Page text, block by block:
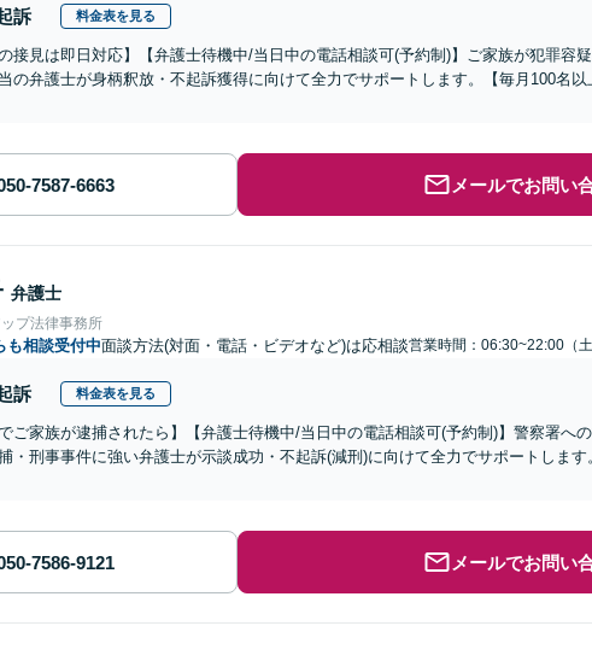
訴 料金表を見る
の接見は即日対応】【弁護士待機中/当日中の電話相談可(予約制)】ご家族が犯罪容
の弁護士が身柄釈放・不起訴獲得に向けて全力でサポートします。【毎月100名
メールでお問い
弁護士
プ法律事務所
も相談受付中面談方法(対面・電話・ビデオなど)は応相談営業時間：06:30~22:00（土
訴 料金表を見る
でご家族が逮捕されたら】【弁護士待機中/当日中の電話相談可(予約制)】警察署へ
・刑事事件に強い弁護士が示談成功・不起訴(減刑)に向けて全力でサポートしま
メールでお問い